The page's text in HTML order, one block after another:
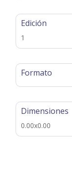
Edición
1
Formato
Dimensiones
0.00x0.00